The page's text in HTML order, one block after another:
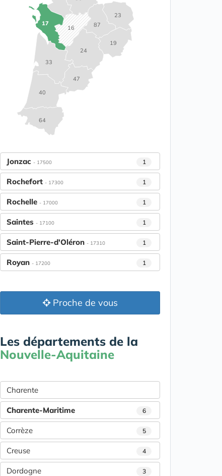
16
17
19
23
24
33
40
47
64
87
Jonzac - 17500 1
Rochefort - 17300 1
Rochelle - 17000 1
Saintes - 17100 1
Saint-Pierre-d'Oléron - 17310 1
Royan - 17200 1
Proche de vous
Les départements de la
Nouvelle-Aquitaine
Charente
Charente-Maritime 6
Corrèze 5
Creuse 4
Dordogne 3